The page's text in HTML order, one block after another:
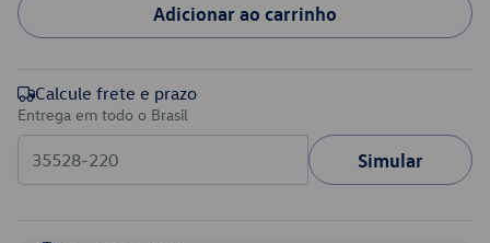
Adicionar ao carrinho
Calcule frete e prazo
Entrega em todo o Brasil
Simular